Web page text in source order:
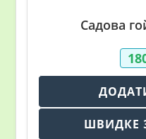
Садова
ШВИДКЕ